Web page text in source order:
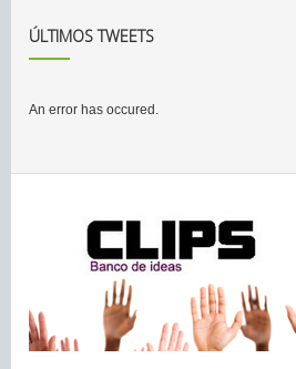
ÚLTIMOS TWEETS
An error has occured.